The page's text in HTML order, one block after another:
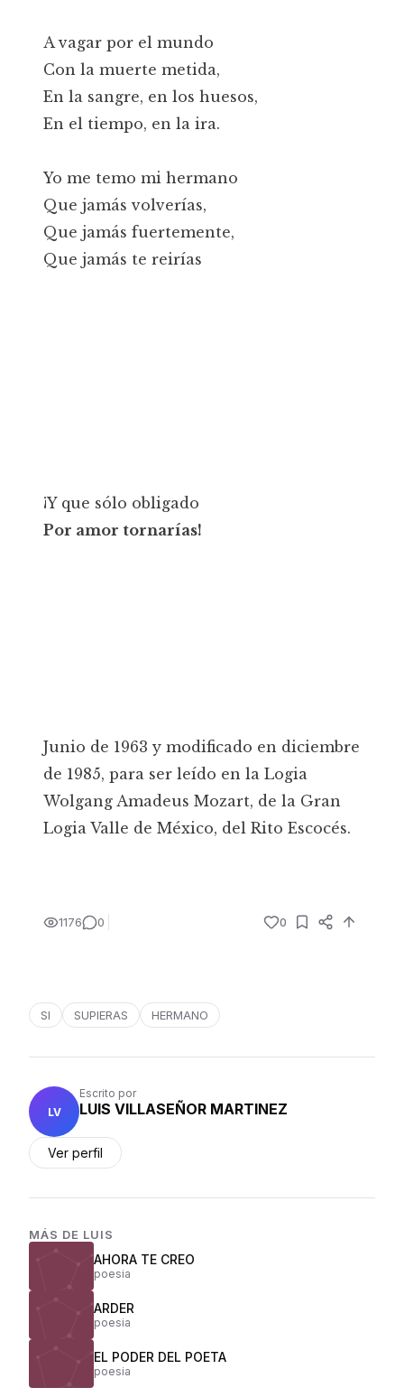
A vagar por el mundo
Con la muerte metida,
En la sangre, en los huesos,
En el tiempo, en la ira.
Yo me temo mi hermano
Que jamás volverías,
Que jamás fuertemente,
Que jamás te reirías
¡Y que sólo obligado
Por amor tornarías!
Junio de 1963 y modificado en diciembre
de 1985, para ser leído en la Logia
Wolgang Amadeus Mozart, de la Gran
Logia Valle de México, del Rito Escocés.
1176 0 0
SI SUPIERAS HERMANO
LV
Escrito por
LUIS VILLASEÑOR MARTINEZ
Ver perfil
MÁS DE LUIS
AHORA TE CREO
poesia
ARDER
poesia
EL PODER DEL POETA
poesia